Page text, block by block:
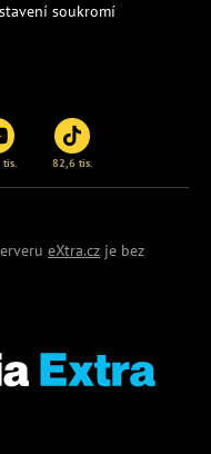
soukromí
82,6 tis.
eXtra.cz je bez